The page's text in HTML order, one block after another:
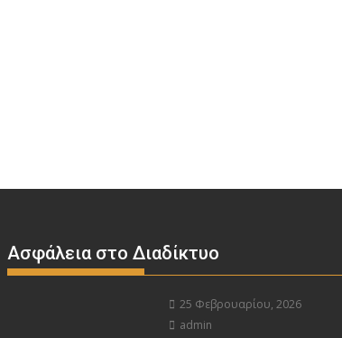
Ασφάλεια στο Διαδίκτυο
25 Φεβρουαρίου, 2026
admin